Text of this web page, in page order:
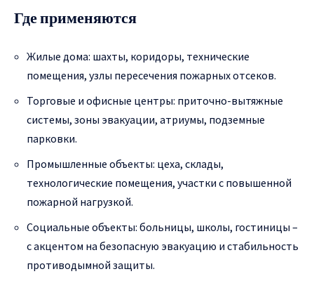
Где применяются
Жилые дома: шахты, коридоры, технические
помещения, узлы пересечения пожарных отсеков.
Торговые и офисные центры: приточно-вытяжные
системы, зоны эвакуации, атриумы, подземные
парковки.
Промышленные объекты: цеха, склады,
технологические помещения, участки с повышенной
пожарной нагрузкой.
Социальные объекты: больницы, школы, гостиницы –
с акцентом на безопасную эвакуацию и стабильность
противодымной защиты.